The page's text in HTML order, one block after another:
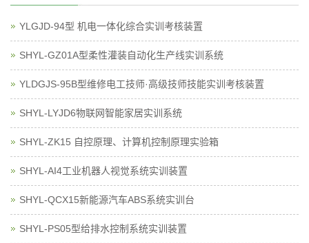
YLGJD-94型 机电一体化综合实训考核装置
SHYL-GZ01A型柔性灌装自动化生产线实训系统
YLDGJS-95B型维修电工技师·高级技师技能实训考核装置
SHYL-LYJD6物联网智能家居实训系统
SHYL-ZK15 自控原理、计算机控制原理实验箱
SHYL-AI4工业机器人视觉系统实训装置
SHYL-QCX15新能源汽车ABS系统实训台
SHYL-PS05型给排水控制系统实训装置